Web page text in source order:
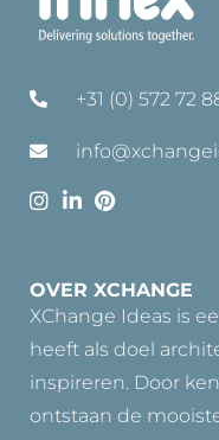
+31 (0) 572 72
OVER XCHANGE
XChange Ideas is
heeft als doel
inspireren. Door
ontstaan de